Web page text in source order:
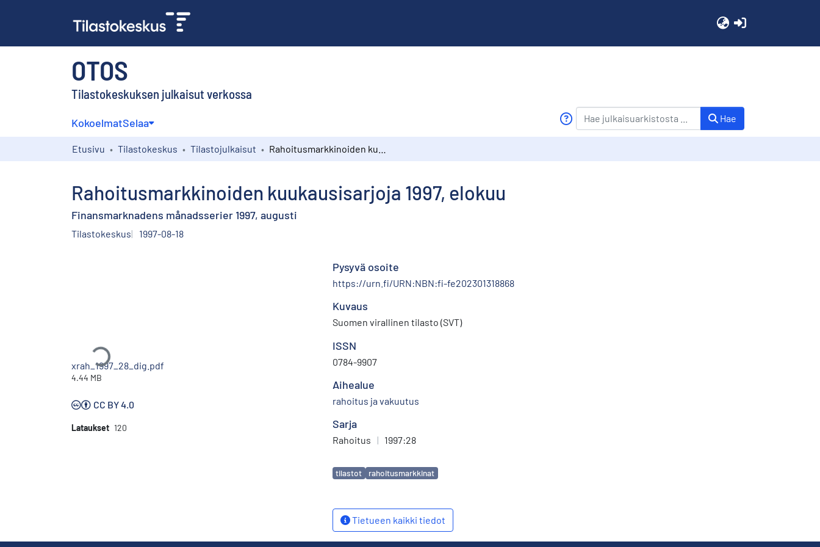
OTOS
Tilastokeskuksen julkaisut verkossa
KokoelmatSelaa Hae
Etusivu Tilastokeskus Tilastojulkaisut
Rahoitusmarkkinoiden kuukausisarjoja 1997, elokuu
Finansmarknadens månadsserier 1997, augusti
Tilastokeskus 1997-08-18
Ladataan...
xrah_1997_28_dig.pdf
4.44 MB
CC BY 4.0
Lataukset 120
Pysyvä osoite
https://urn.fi/URN:NBN:fi-fe202301318868
Kuvaus
Suomen virallinen tilasto (SVT)
ISSN
0784-9907
Aihealue
rahoitus ja vakuutus
Sarja
Rahoitus | 1997:28
Avainsanat
tilastot rahoitusmarkkinat
Tietueen kaikki tiedot